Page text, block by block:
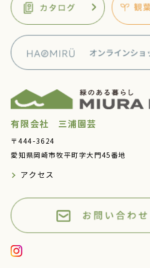
有限会社 三浦園芸
〒444-3624
愛知県岡崎市牧平町字大門45番地
アクセス